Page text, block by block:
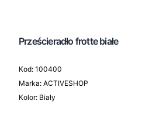
Prześcieradło frotte białe
Kod: 100400
Marka: ACTIVESHOP
Kolor: Biały